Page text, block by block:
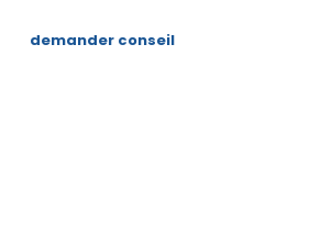
demander conseil